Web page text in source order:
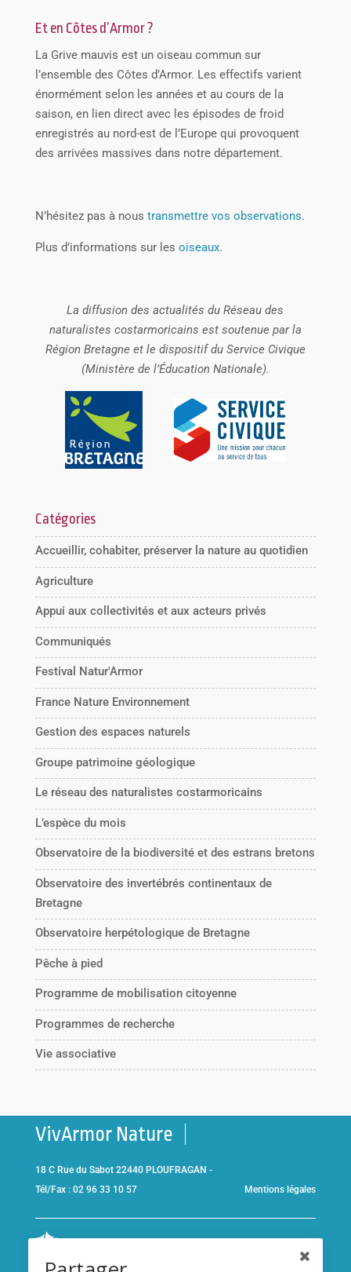
Et en Côtes d’Armor ?
La Grive mauvis est un oiseau commun sur
l’ensemble des Côtes d’Armor. Les effectifs varient
énormément selon les années et au cours de la
saison, en lien direct avec les épisodes de froid
enregistrés au nord-est de l’Europe qui provoquent
des arrivées massives dans notre département.
N’hésitez pas à nous transmettre vos observations.
Plus d’informations sur les oiseaux.
La diffusion des actualités du Réseau des
naturalistes costarmoricains est soutenue par la
Région Bretagne et le dispositif du Service Civique
(Ministère de l’Éducation Nationale).
Catégories
Accueillir, cohabiter, préserver la nature au quotidien
Agriculture
Appui aux collectivités et aux acteurs privés
Communiqués
Festival Natur'Armor
France Nature Environnement
Gestion des espaces naturels
Groupe patrimoine géologique
Le réseau des naturalistes costarmoricains
L’espèce du mois
Observatoire de la biodiversité et des estrans bretons
Observatoire des invertébrés continentaux de
Bretagne
Observatoire herpétologique de Bretagne
Pêche à pied
Programme de mobilisation citoyenne
Programmes de recherche
Vie associative
VivArmor Nature
18 C Rue du Sabot 22440 PLOUFRAGAN -
Tél/Fax : 02 96 33 10 57
Mentions légales
Brieucet adhérent de l’association